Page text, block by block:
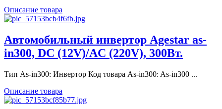
Описание товара
Автомобильный инвертор Agestar as-
in300, DC (12V)/AC (220V), 300Вт.
Тип As-in300: Инвертор Код товара As-in300: As-in300 ...
Описание товара